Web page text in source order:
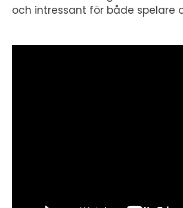
och intressant för både spelare